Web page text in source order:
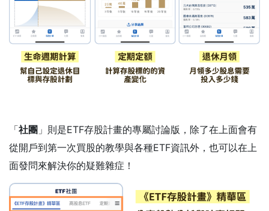
「社團 」則是ETF存股計畫的專屬討論版，除了在上面會有
從開戶到第一次買股的教學與各種ETF資訊外，也可以在上
面發問來解決你的疑難雜症！